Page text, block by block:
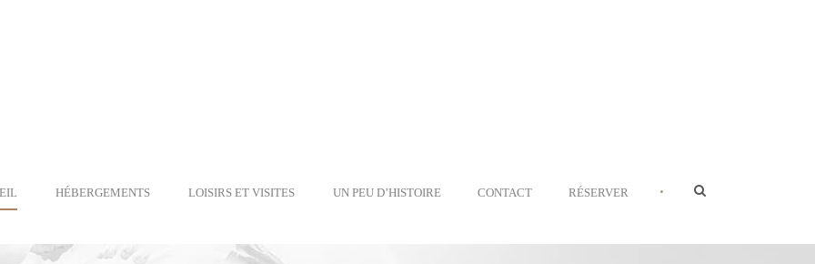
HÉBERGEMENTS LOISIRS ET VISITES UN PEU D’HISTOIRE CONTACT RÉSERVER •